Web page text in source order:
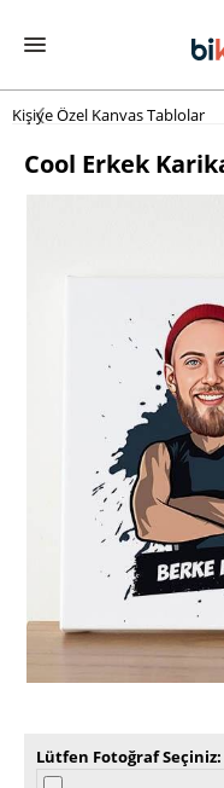
Kişiye Özel Kanvas Tablolar
Cool Erkek
Lütfen Fotoğraf Seçiniz